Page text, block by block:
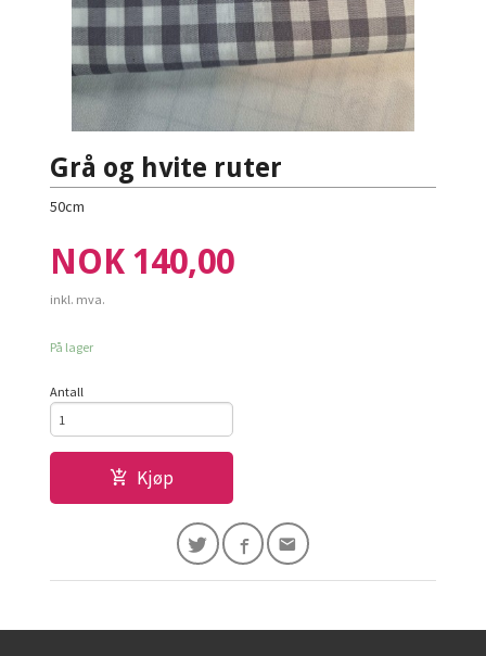
Grå og hvite ruter
50cm
Pris
NOK 140,00
inkl. mva.
På lager
Antall
Kjøp